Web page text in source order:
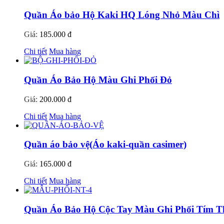
Quần Áo bảo Hộ Kaki HQ Lóng Nhỏ Màu Chì
Giá: 185.000 đ
Chi tiết Mua hàng
Quần Áo Bảo Hộ Màu Ghi Phối Đỏ
Giá: 200.000 đ
Chi tiết Mua hàng
Quần áo bảo vệ(Áo kaki-quần casimer)
Giá: 165.000 đ
Chi tiết Mua hàng
Quần Áo Bảo Hộ Cộc Tay Màu Ghi Phối Tím